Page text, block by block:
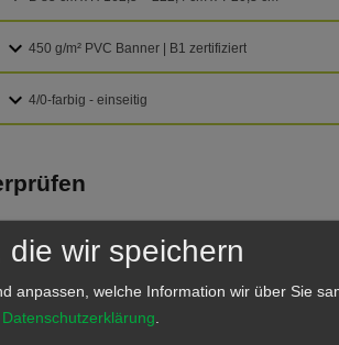
wir speichern
anpassen, welche Information wir über Sie
Datenschutzerklärung